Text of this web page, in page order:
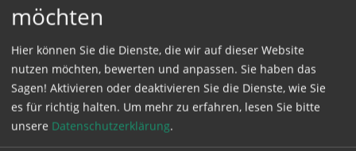
Bitte melden Sie sich mit Ihrem Benutzernamen
und Passwort an.
möchten
Hier können Sie die Dienste, die wir auf dieser Website
nutzen möchten, bewerten und anpassen. Sie haben das
Sagen! Aktivieren oder deaktivieren Sie die Dienste, wie Sie
es für richtig halten. Um mehr zu erfahren, lesen Sie bitte
unsere Datenschutzerklärung.